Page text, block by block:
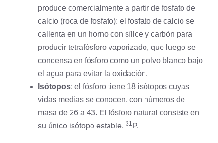
produce comercialmente a partir de fosfato de
calcio (roca de fosfato): el fosfato de calcio se
calienta en un horno con sílice y carbón para
producir tetrafósforo vaporizado, que luego se
condensa en fósforo como un polvo blanco bajo
el agua para evitar la oxidación.
Isótopos: el fósforo tiene 18 isótopos cuyas
vidas medias se conocen, con números de
masa de 26 a 43. El fósforo natural consiste en
su único isótopo estable, 31 P.